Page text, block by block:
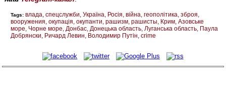
Tags:влада спецслужби Україна Росія війна геополітика зброя
вооружения окупація окупанти рашизм рашисты Крим Азовське
море Чорне море Донбас Донецька область Луганська область Паула
Добрянски Ричард Левин Володимир Путін crime